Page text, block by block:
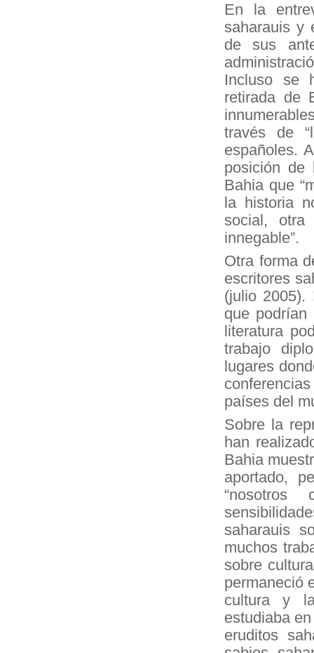
En la
saharauis y
de sus
Incluso se
retirada de
través de
españoles.
posición de
Bahia que
la historia
social,
innegable”.
Otra forma
escritores
(julio 2005).
que podrían
literatura
trabajo
lugares
países del
Sobre la
han
Bahia
aportado,
“nosotros
saharauis
muchos
sobre
permaneció
cultura y
estudiaba
eruditos